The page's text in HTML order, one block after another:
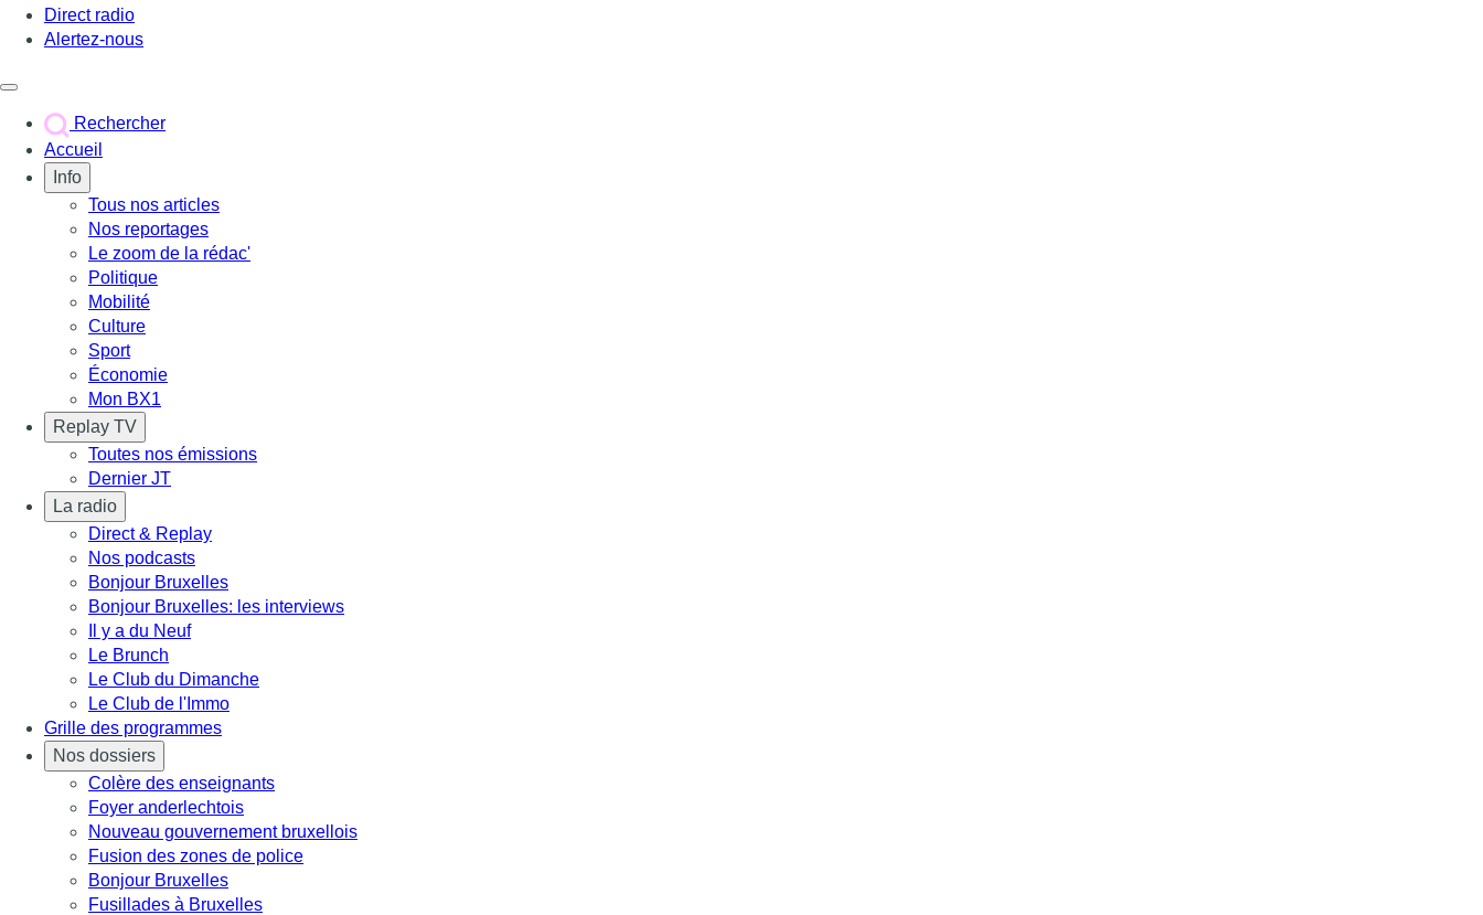
Direct radio
Alertez-nous
Rechercher
Accueil
Info
Tous nos articles
Nos reportages
Le zoom de la rédac'
Politique
Mobilité
Culture
Sport
Économie
Mon BX1
Replay TV
Toutes nos émissions
Dernier JT
La radio
Direct & Replay
Nos podcasts
Bonjour Bruxelles
Bonjour Bruxelles: les interviews
Il y a du Neuf
Le Brunch
Le Club du Dimanche
Le Club de l'Immo
Grille des programmes
Nos dossiers
Colère des enseignants
Foyer anderlechtois
Nouveau gouvernement bruxellois
Fusion des zones de police
Bonjour Bruxelles
Fusillades à Bruxelles